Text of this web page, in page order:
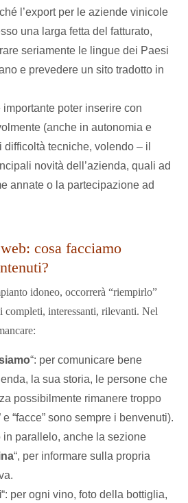
l’export per le aziende vinicole
una larga fetta del fatturato,
seriamente le lingue dei Paesi
e prevedere un sito tradotto in
importante poter inserire con
(anche in autonomia e
tecniche, volendo – il
novità dell’azienda, quali ad
annate o la partecipazione ad
cosa facciamo
idoneo, occorrerà “riempirlo”
interessanti, rilevanti. Nel
“: per comunicare bene
la sua storia, le persone che
possibilmente rimanere troppo
e “facce” sono sempre i benvenuti).
in parallelo, anche la sezione
“, per informare sulla propria
“: per ogni vino, foto della bottiglia,